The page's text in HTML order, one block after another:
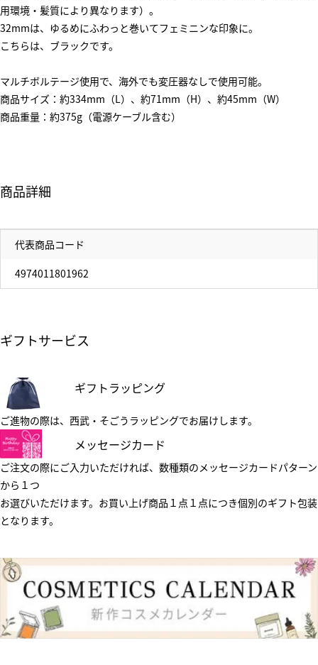
用環境・髪質により異なります）。
32mmは、ゆるめにふわっと巻いてフェミニンな印象に。
こちらは、ブラックです。
マルチボルテージ使用で、海外でも変圧器なしで使用可能。
商品サイズ：約334mm（L）、約71mm（H）、約45mm（W）
商品重量：約375g（電源ケーブル含む）
商品詳細
代表商品コード
4974011801962
ギフトサービス
ギフトラッピング
ご進物の際は、西武・そごうラッピングでお届けします。
メッセージカード
ご注文の際にご入力いただければ、数種類のメッセージカードパターン
から１つ
お選びいただけます。お買い上げ商品１点１点につき個別のギフト包装
となります。